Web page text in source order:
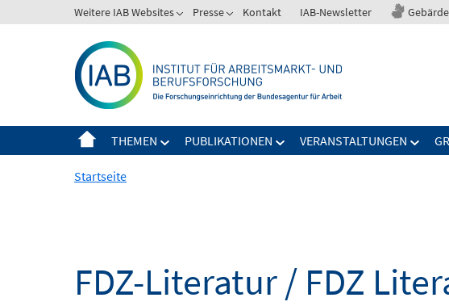
zum
Weitere IAB Websites Presse Kontakt IAB-Newsletter
THEMEN PUBLIKATIONEN VERANSTALTUNGEN
Startseite
FDZ-Literatur / FDZ